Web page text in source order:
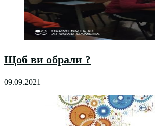
Щоб ви обрали ?
09.09.2021